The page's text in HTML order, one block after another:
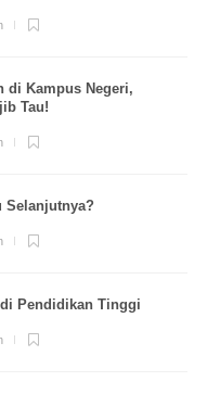
di Kampus Negeri,
Tau!
Selanjutnya?
Pendidikan Tinggi